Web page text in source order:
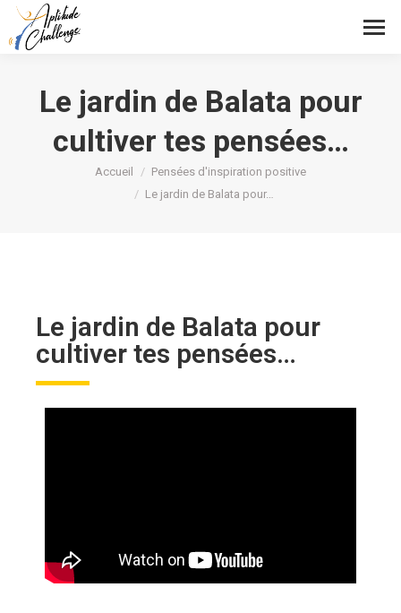
Le jardin de Balata pour
cultiver tes pensées…
Vous êtes ici :
Accueil
Pensées d'inspiration positive
Le jardin de Balata pour…
Le jardin de Balata pour
cultiver tes pensées…